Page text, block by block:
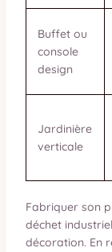
Buffet ou
console
design
Jardinière
verticale
Fabriquer son
déchet
décoration. En